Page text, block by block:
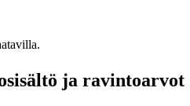
ja ravintoarvot